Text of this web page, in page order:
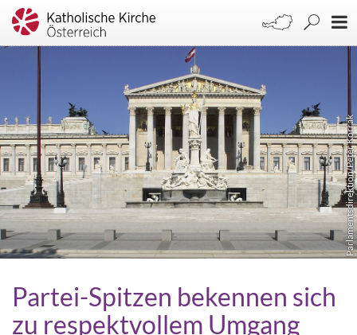
Parlamentsdirektion/Peter Korrak
Partei-Spitzen bekennen sich
zu respektvollem Umgang